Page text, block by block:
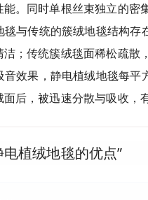
。同时单根丝束独立的密
毯与传统的簇绒地毯结构
；传统簇绒毯面稀松疏散
音效果，静电植绒地毯每
后，被迅速分散与吸收，
电植绒地毯的优点”